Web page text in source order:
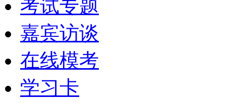
考试专题
嘉宾访谈
在线模考
学习卡